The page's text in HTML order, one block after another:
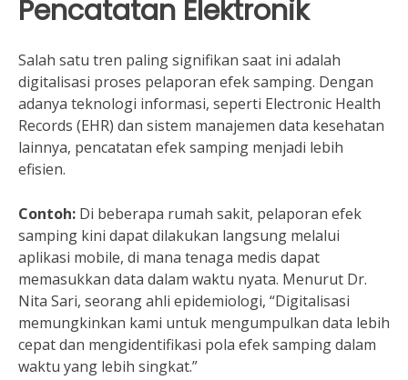
Pencatatan Elektronik
Salah satu tren paling signifikan saat ini adalah
digitalisasi proses pelaporan efek samping. Dengan
adanya teknologi informasi, seperti Electronic Health
Records (EHR) dan sistem manajemen data kesehatan
lainnya, pencatatan efek samping menjadi lebih
efisien.
Contoh: Di beberapa rumah sakit, pelaporan efek
samping kini dapat dilakukan langsung melalui
aplikasi mobile, di mana tenaga medis dapat
memasukkan data dalam waktu nyata. Menurut Dr.
Nita Sari, seorang ahli epidemiologi, “Digitalisasi
memungkinkan kami untuk mengumpulkan data lebih
cepat dan mengidentifikasi pola efek samping dalam
waktu yang lebih singkat.”